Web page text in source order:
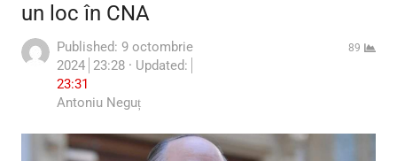
un loc în CNA
Published: 9 octombrie
2024 23:28
Updated:
23:31
Author
Antoniu Neguț
89